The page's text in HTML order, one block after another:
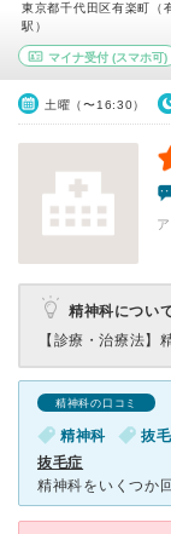
東京都千代田区有楽町（
駅）
マイナ受付 (スマホ可)
土曜（〜16:30）
精神科につい
【診療・治療法】
精神科の口コミ
精神科 抜
抜毛症